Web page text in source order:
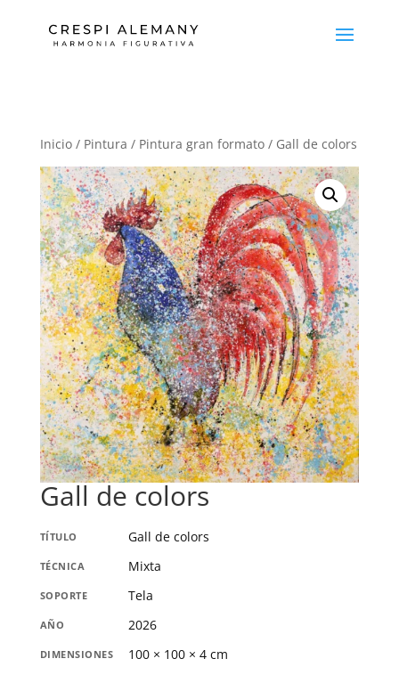
Inicio/ Pintura / Pintura gran formato/ Gall de colors
Gall de colors
TÍTULO Gall de colors
TÉCNICA Mixta
SOPORTE Tela
AÑO 2026
DIMENSIONES
100 × 100 × 4 cm